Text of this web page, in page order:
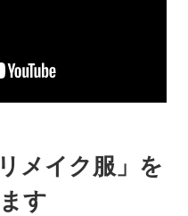
メイク服」を
す